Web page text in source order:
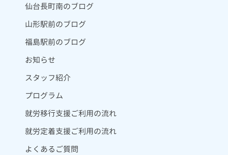
仙台長町南のブログ
山形駅前のブログ
福島駅前のブログ
お知らせ
スタッフ紹介
プログラム
就労移行支援ご利用の流れ
就労定着支援ご利用の流れ
よくあるご質問